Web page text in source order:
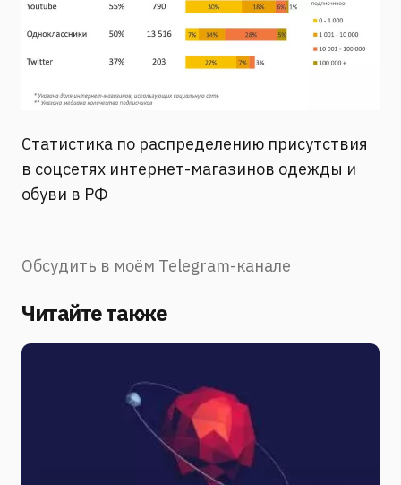
Статистика по распределению присутствия
в соцсетях интернет-магазинов одежды и
обуви в РФ
Обсудить в моём Telegram-канале
Читайте также